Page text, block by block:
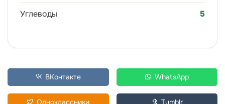
Углеводы 5
ВКонтакте WhatsApp
Одноклассники Tumblr